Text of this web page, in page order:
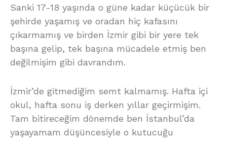
Sanki 17-18 yaşında o güne kadar küçücük bir
şehirde yaşamış ve oradan hiç kafasını
çıkarmamış ve birden İzmir gibi bir yere tek
başına gelip, tek başına mücadele etmiş ben
değilmişim gibi davrandım.
İzmir’de gitmediğim semt kalmamış. Hafta içi
okul, hafta sonu iş derken yıllar geçirmişim.
Tam bitireceğim dönemde ben İstanbul’da
yaşayamam düşüncesiyle o kutucuğu